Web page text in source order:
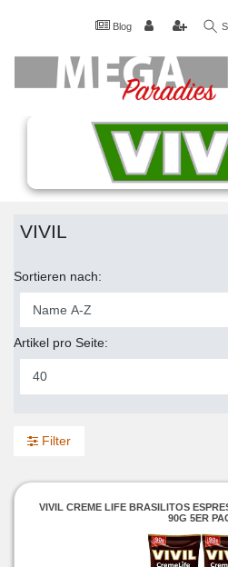
Blog
VIVIL
Sortieren nach:
Artikel pro Seite:
Filter
VIVIL CREME LIFE BRASILITOS
90G 5ER